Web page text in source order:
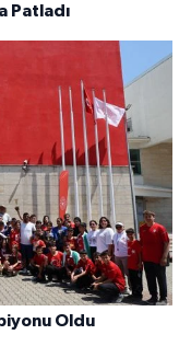
Patladı
Oldu